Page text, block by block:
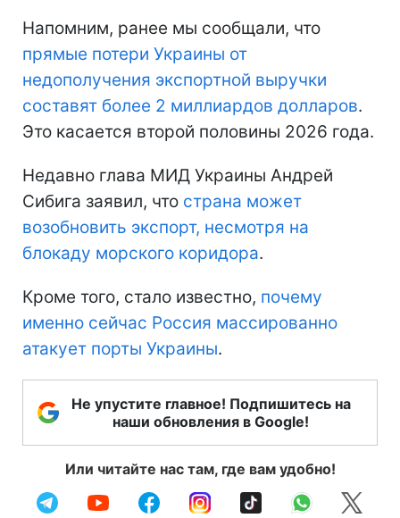
Напомним, ранее мы сообщали, что
прямые потери Украины от
недополучения экспортной выручки
составят более 2 миллиардов долларов.
Это касается второй половины 2026 года.
Недавно глава МИД Украины Андрей
Сибига заявил, что страна может
возобновить экспорт, несмотря на
блокаду морского коридора.
Кроме того, стало известно, почему
именно сейчас Россия массированно
атакует порты Украины.
Не упустите главное! Подпишитесь на
наши обновления в Google!
Или читайте нас там, где вам удобно!